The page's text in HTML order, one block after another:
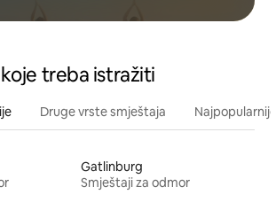
treba istražiti
Druge vrste smještaja
Gatlinburg
Smještaji za odmor